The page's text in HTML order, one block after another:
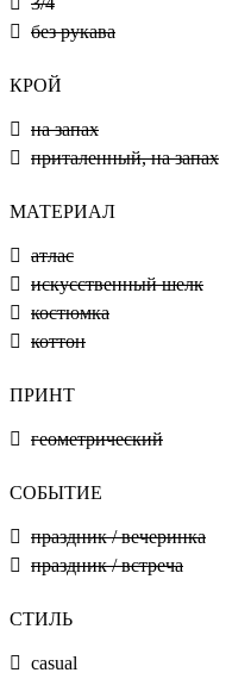
без рукава
КРОЙ
на запах
приталенный, на запах
МАТЕРИАЛ
атлас
искусственный шелк
костюмка
коттон
ПРИНТ
геометрический
СОБЫТИЕ
праздник / вечеринка
праздник / встреча
СТИЛЬ
casual